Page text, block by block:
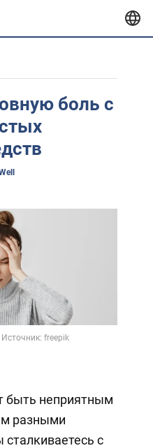
боль с
freepik
быть неприятным
разными
с